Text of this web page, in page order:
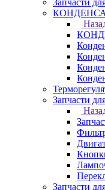
Запчасти
Запчасти
Запчасти